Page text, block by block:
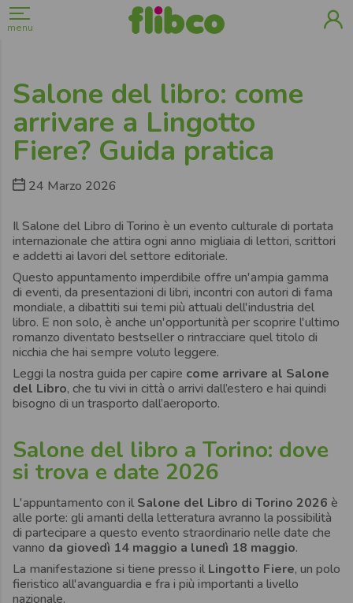
menu
Salone del libro: come
arrivare a Lingotto
Fiere? Guida pratica
24 Marzo 2026
Il Salone del Libro di Torino è un evento culturale di portata
internazionale che attira ogni anno migliaia di lettori, scrittori
e addetti ai lavori del settore editoriale.
Questo appuntamento imperdibile offre un'ampia gamma
di eventi, da presentazioni di libri, incontri con autori di fama
mondiale, a dibattiti sui temi più attuali dell'industria del
libro. E non solo, è anche un'opportunità per scoprire l'ultimo
romanzo diventato bestseller o rintracciare quel titolo di
nicchia che hai sempre voluto leggere.
Leggi la nostra guida per capire come arrivare al Salone
del Libro, che tu vivi in città o arrivi dall’estero e hai quindi
bisogno di un trasporto dall’aeroporto.
Salone del libro a Torino: dove
si trova e date 2026
L'appuntamento con il Salone del Libro di Torino 2026 è
alle porte: gli amanti della letteratura avranno la possibilità
di partecipare a questo evento straordinario nelle date che
vanno da giovedì 14 maggio a lunedì 18 maggio.
La manifestazione si tiene presso il Lingotto Fiere, un polo
fieristico all'avanguardia e fra i più importanti a livello
nazionale.